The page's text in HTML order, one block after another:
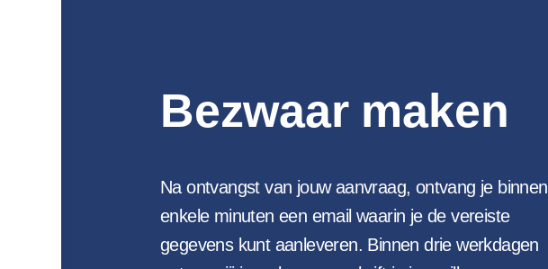
Bezwaar maken
Na ontvangst van jouw aanvraag, ontvang je binnen
enkele minuten een email waarin je de vereiste
gegevens kunt aanleveren. Binnen drie werkdagen